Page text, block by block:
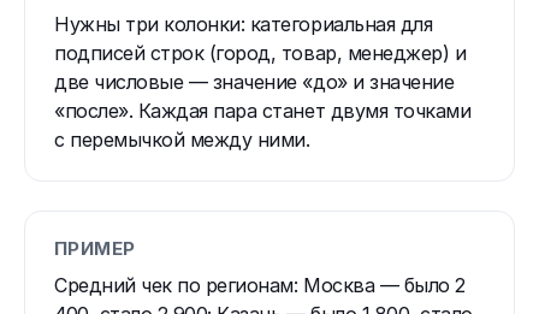
Нужны три колонки: категориальная для
подписей строк (город, товар, менеджер) и
две числовые — значение «до» и значение
«после». Каждая пара станет двумя точками
с перемычкой между ними.
ПРИМЕР
Средний чек по регионам: Москва — было 2